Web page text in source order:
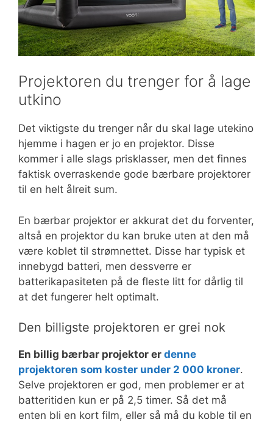
Projektoren du trenger for å lage
utkino
Det viktigste du trenger når du skal lage utekino
hjemme i hagen er jo en projektor. Disse
kommer i alle slags prisklasser, men det finnes
faktisk overraskende gode bærbare projektorer
til en helt ålreit sum.
En bærbar projektor er akkurat det du forventer,
altså en projektor du kan bruke uten at den må
være koblet til strømnettet. Disse har typisk et
innebygd batteri, men dessverre er
batterikapasiteten på de fleste litt for dårlig til
at det fungerer helt optimalt.
Den billigste projektoren er grei nok
En billig bærbar projektor er denne
projektoren som koster under 2 000 kroner.
Selve projektoren er god, men problemer er at
batteritiden kun er på 2,5 timer. Så det må
enten bli en kort film, eller så må du koble til en